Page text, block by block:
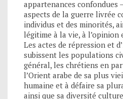
appartenances confondues
aspects de la guerre livrée
individus et des minorités,
légitime à la vie, à l’opinion
Les actes de répression et
subissent les populations
général, les chrétiens en
l’Orient arabe de sa plus
humaine et à défaire sa
ainsi que sa diversité